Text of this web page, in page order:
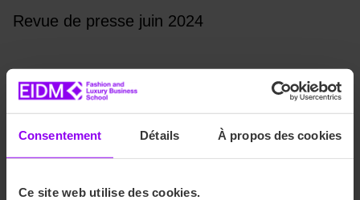
Consentement Détails À propos des cookies
Ce site web utilise des cookies.
Revue de presse juin 2024